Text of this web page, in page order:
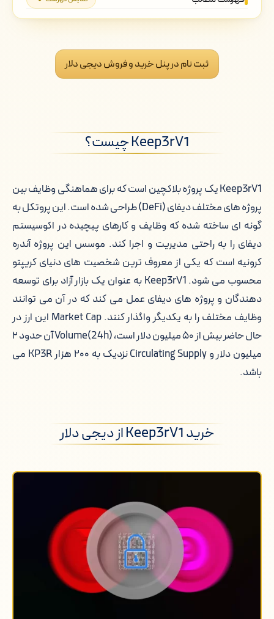
Keep3rV1 چیست؟
خرید Keep3rV1 از دیجی دلار
قیمت لحظه ای کیپ 3 آر وی 1
تغییرات قیمت کیپ 3 آر وی 1
کیف پول های Keep3rV1
قیمت لحظه ای Keep3rV1 به تومان
احراز هویت برای خرید Keep3rV1
خالق Keep3rV1 کیست؟
نحوه ایجاد Keep3rV1
بهترین صرافی برای خرید Keep3rV1
خرید کیپ 3 آر وی 1، بیت کوین، اتریوم و
ثبت نام در پنل خرید و فروش دیجی دلار
Keep3rV1 چیست؟
Keep3rV1 یک پروژه بلاکچین است که برای هماهنگی وظایف بین
پروژه های مختلف دیفای (DeFi) طراحی شده است. این پروتکل به
گونه ای ساخته شده که وظایف و کارهای پیچیده در اکوسیستم
دیفای را به راحتی مدیریت و اجرا کند. موسس این پروژه آندره
کرونیه است که یکی از معروف ترین شخصیت های دنیای کریپتو
محسوب می شود. Keep3rV1 به عنوان یک بازار آزاد برای توسعه
دهندگان و پروژه های دیفای عمل می کند که در آن می توانند
وظایف مختلف را به یکدیگر واگذار کنند. Market Cap این ارز در
حال حاضر بیش از ۵۰ میلیون دلار است، Volume(24h) آن حدود ۲
میلیون دلار و Circulating Supply نزدیک به ۲۰۰ هزار KP3R می
باشد.
خرید Keep3rV1 از دیجی دلار